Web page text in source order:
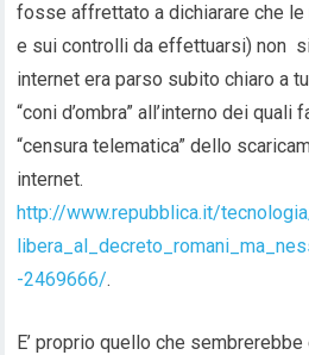
fosse affrettato a dichiarare che le
e sui controlli da effettuarsi) non
internet era parso subito chiaro a
“coni d’ombra” all’interno dei
“censura telematica” dello
internet.
http://www.repubblica.it/
-2469666/.
E’ proprio quello che